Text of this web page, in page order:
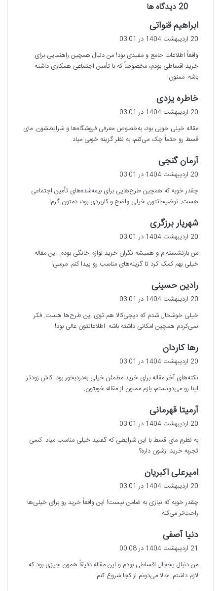
‫20 دیدگاه ها
ابراهیم قنواتی
ف
:
20 اردیبهشت 1404 در 03:01
واقعاً اطلاعات جامع و مفیدی بود! من دنبال همچین راهنمایی برای
خرید اقساطی بودم، مخصوصاً که با تأمین اجتماعی همکاری داشته
باشه. ممنون!
خاطره یزدی
ف
:
20 اردیبهشت 1404 در 03:01
مقاله خیلی خوبی بود، به‌خصوص معرفی فروشگاه‌ها و شرایطشون. مای
قسط رو حتماً چک می‌کنم، به نظر گزینه خوبی میاد.
آرمان گنجی
ف
:
20 اردیبهشت 1404 در 03:01
چقدر خوبه که همچین طرح‌هایی برای بیمه‌شده‌های تأمین اجتماعی
هست. توضیحاتتون خیلی واضح و کاربردی بود، دمتون گرم!
شهریار برزگری
ف
:
20 اردیبهشت 1404 در 03:01
من بازنشسته‌ام و همیشه نگران خرید لوازم خانگی بودم. این مقاله
خیلی بهم کمک کرد تا گزینه‌های مناسب رو پیدا کنم. مرسی!
رادین حسینی
ف
:
20 اردیبهشت 1404 در 03:01
خیلی خوشحال شدم که دیجی‌کالا هم توی این طرح‌ها هست. فکر
نمی‌کردم همچین امکانی داشته باشه. اطلاعاتتون عالی بود!
رها کاردان
ف
:
20 اردیبهشت 1404 در 03:01
نکته‌های آخر مقاله برای خرید مطمئن خیلی به‌دردبخور بود. کاش زودتر
اینا رو می‌دونستم، بازم ممنون از مقاله خوبتون.
آرمیتا قهرمانی
ف
:
20 اردیبهشت 1404 در 03:01
به نظرم مای قسط با این شرایطی که گفتید خیلی مناسب میاد. کسی
تجربه خرید ازشون داره؟
امیرعلی اکبریان
ت
:
20 اردیبهشت 1404 در 03:01
چقدر خوبه که نیازی به ضامن نیست! این واقعاً خرید رو برای خیلی‌ها
راحت‌تر می‌کنه.
دنیا آصفی
ف
:
21 اردیبهشت 1404 در 00:08
من دنبال یخچال اقساطی بودم و این مقاله دقیقاً همون چیزی بود که
لازم داشتم. حالا می‌دونم از کجا شروع کنم